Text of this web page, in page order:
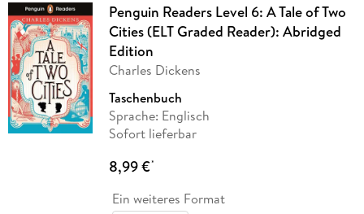
Penguin Readers Level 6: A Tale of Two
Cities (ELT Graded Reader): Abridged
Edition
Charles Dickens
Taschenbuch
Sprache: Englisch
Sofort lieferbar
8,99 €*
Ein weiteres Format